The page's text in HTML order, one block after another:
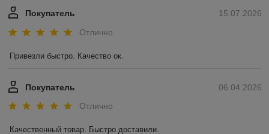
15.07.2026
Покупатель
Отлично
Привезли быстро. Качество ок.
06.04.2026
Покупатель
Отлично
Качественный товар. Быстро доставили.